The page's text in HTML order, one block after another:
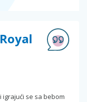
igrajući se sa bebom